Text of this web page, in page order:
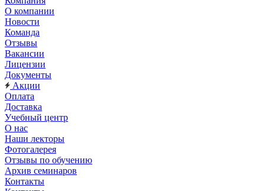
О компании
Новости
Команда
Отзывы
Вакансии
Лицензии
Документы
Акции
Оплата
Доставка
Учебный центр
О нас
Наши лекторы
Фотогалерея
Отзывы по обучению
Архив семинаров
Контакты